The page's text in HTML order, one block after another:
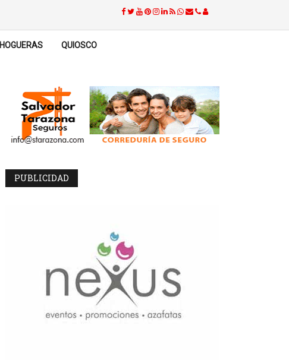
HOGUERAS QUIOSCO
PUBLICIDAD